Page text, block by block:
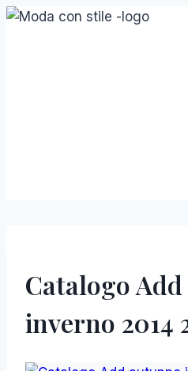
Salta
Catalogo
inverno 2014